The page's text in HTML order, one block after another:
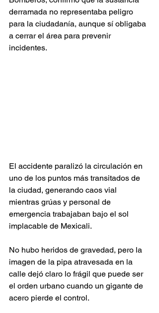
derramada no representaba peligro
para la ciudadanía, aunque sí obligaba
a cerrar el área para prevenir
incidentes.
El accidente paralizó la circulación en
uno de los puntos más transitados de
la ciudad, generando caos vial
mientras grúas y personal de
emergencia trabajaban bajo el sol
implacable de Mexicali.
No hubo heridos de gravedad, pero la
imagen de la pipa atravesada en la
calle dejó claro lo frágil que puede ser
el orden urbano cuando un gigante de
acero pierde el control.